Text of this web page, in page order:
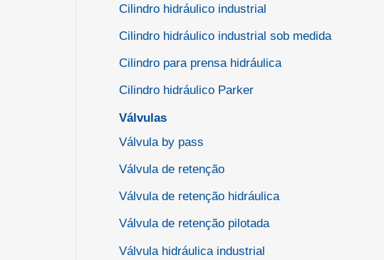
Cilindro hidráulico industrial
Cilindro hidráulico industrial sob medida
Cilindro para prensa hidráulica
Cilindro hidráulico Parker
Válvulas
Válvula by pass
Válvula de retenção
Válvula de retenção hidráulica
Válvula de retenção pilotada
Válvula hidráulica industrial